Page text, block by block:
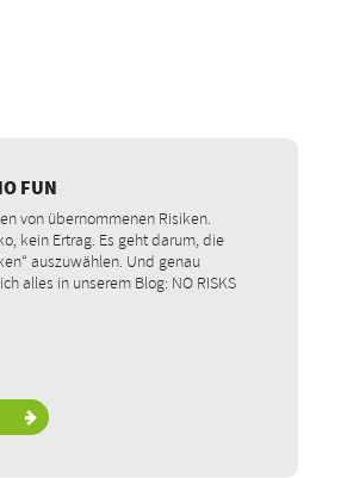
FUN
von übernommenen Risiken.
kein Ertrag. Es geht darum, die
auszuwählen. Und genau
alles in unserem Blog: NO RISKS